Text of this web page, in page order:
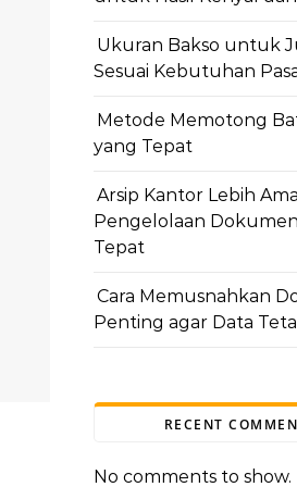
Ukuran Bakso untuk
Sesuai Kebutuhan
Metode Memotong
yang Tepat
Arsip Kantor Lebih
Pengelolaan
Tepat
Cara Memusnahkan
Penting agar Data
RECENT
No comments to show.